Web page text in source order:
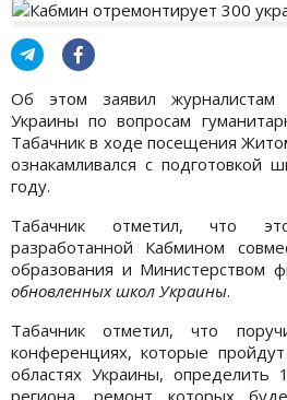
Об этом заявил журналистам
Украины по вопросам
Табачник в ходе посещения
ознакамливался с подготовкой
году.
Табачник отметил, что
разработанной Кабмином
образования и Министерством
обновленных школ Украины.
Табачник отметил, что
конференциях, которые
областях Украины, определить